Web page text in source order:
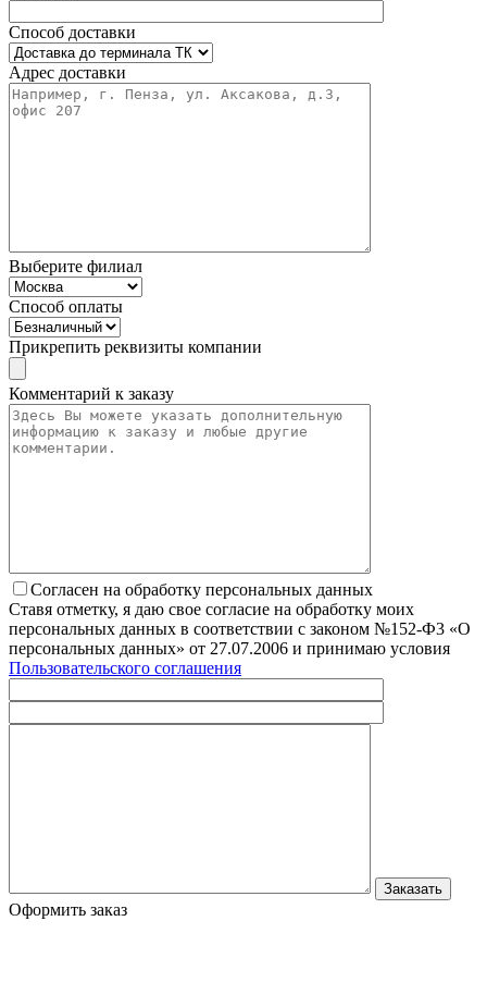
Способ доставки
Адрес доставки
Выберите филиал
Способ оплаты
Прикрепить реквизиты компании
Комментарий к заказу
Согласен на обработку персональных данных
Ставя отметку, я даю свое согласие на обработку моих
персональных данных в соответствии с законом №152-Ф3 «О
персональных данных» от 27.07.2006 и принимаю условия
Пользовательского соглашения
Оформить заказ